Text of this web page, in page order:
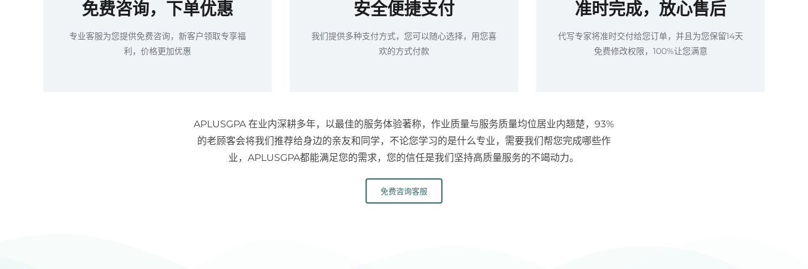
免费咨询，下单优惠
专业客服为您提供免费咨询，新客户领取专享福
利，价格更加优惠
安全便捷支付
我们提供多种支付方式，您可以随心选择，用您喜
欢的方式付款
准时完成，放心售后
代写专家将准时交付给您订单，并且为您保留14天
免费修改权限，100%让您满意
APLUSGPA 在业内深耕多年，以最佳的服务体验著称，作业质量与服务质量均位居业内翘楚，93%
的老顾客会将我们推荐给身边的亲友和同学，不论您学习的是什么专业，需要我们帮您完成哪些作
业，APLUSGPA都能满足您的需求，您的信任是我们坚持高质量服务的不竭动力。
免费咨询客服